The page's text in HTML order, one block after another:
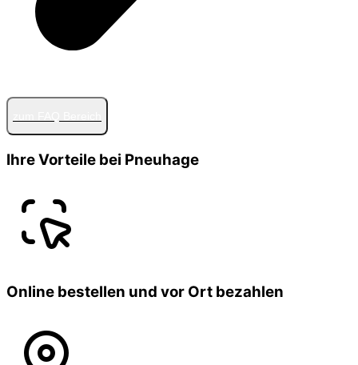
Ihre Vorteile bei Pneuhage
Online bestellen und vor Ort bezahlen